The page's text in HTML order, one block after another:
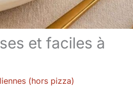
et faciles à
(hors pizza)